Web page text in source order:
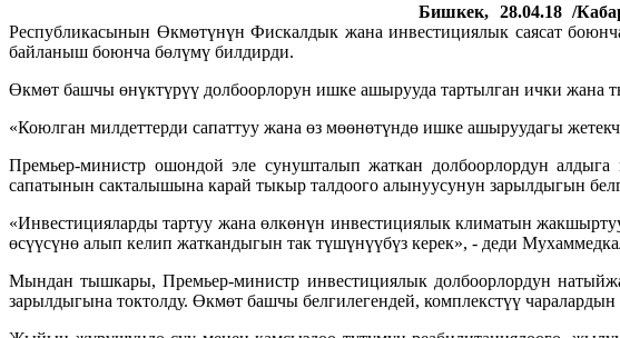
Бишкек, 28.04.18 /
Республикасынын Өкмөтүнүн Фискалдык жана инвестициялык саясат
байланыш боюнча бөлүмү билдирди.
Өкмөт башчы өнүктүрүү долбоорлорун ишке ашырууда тартылган ички жана
«Коюлган милдеттерди сапаттуу жана өз мөөнөтүндө ишке ашыруудагы
Премьер-министр ошондой эле сунушталып жаткан долбоорлордун
сапатынын сакталышына карай тыкыр талдоого алынуусунун зарылдыгын
«Инвестицияларды тартуу жана өлкөнүн инвестициялык климатын
өсүүсүнө алып келип жаткандыгын так түшүнүүбүз керек», - деди
Мындан тышкары, Премьер-министр инвестициялык долбоорлордун
зарылдыгына токтолду. Өкмөт башчы белгилегендей, комплекстүү